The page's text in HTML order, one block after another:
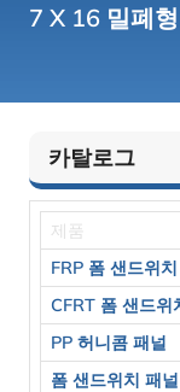
7 X 16 밀폐
카탈로그
제품
FRP 폼 샌드위
CFRT 폼 샌드위
PP 허니콤 패널
폼 샌드위치 패널